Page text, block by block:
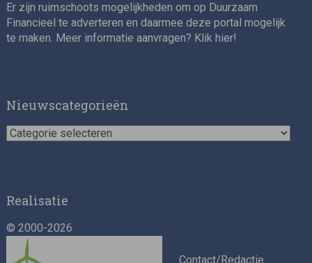
Er zijn ruimschoots mogelijkheden om op Duurzaam
Financieel te adverteren en daarmee deze portal mogelijk
te maken. Meer informatie aanvragen? Klik hier!
Nieuwscategorieën
Nieuwscategorieën
Realisatie
© 2000-2026
Contact/Redactie